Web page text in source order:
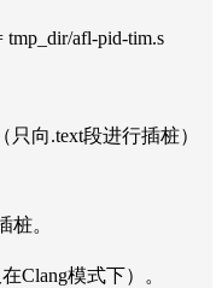
afl-pid-tim.s
向.text段进行插桩）
桩。
Clang模式下）。